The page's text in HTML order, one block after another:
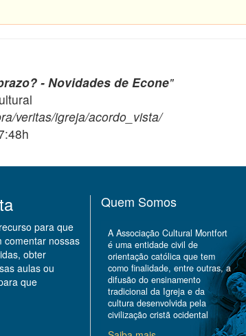
- Novidades de Econe"
veritas/igreja/acordo_vista/
para que
comentar nossas
obter
aulas ou
que
Quem Somos
A Associação Cultural Montfort
é uma entidade civil de
orientação católica que tem
como finalidade, entre outras, a
difusão do ensinamento
tradicional da Igreja e da
cultura desenvolvida pela
civilização cristã ocidental